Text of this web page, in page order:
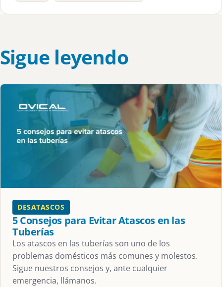
Sigue leyendo
DESATASCOS
5 Consejos para Evitar Atascos en las
Tuberías
Los atascos en las tuberías son uno de los
problemas domésticos más comunes y molestos.
Sigue nuestros consejos y, ante cualquier
emergencia, llámanos.